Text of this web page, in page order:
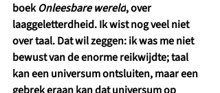
boek Onleesbare wereld, over
laaggeletterdheid. Ik wist nog veel niet
over taal. Dat wil zeggen: ik was me niet
bewust van de enorme reikwijdte; taal
kan een universum ontsluiten, maar een